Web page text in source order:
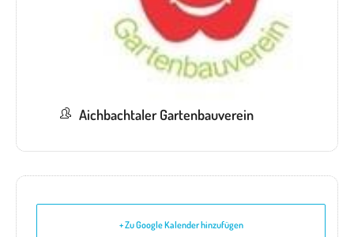
Aichbachtaler Gartenbauverein
+ Zu Google Kalender hinzufügen